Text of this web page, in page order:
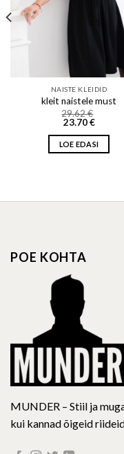
NAISTE KLEIDID
kleit naistele must
29.62€
23.70€
LOE EDASI
POE KOHTA
MUNDER – Stiil ja
kui kannad õigeid